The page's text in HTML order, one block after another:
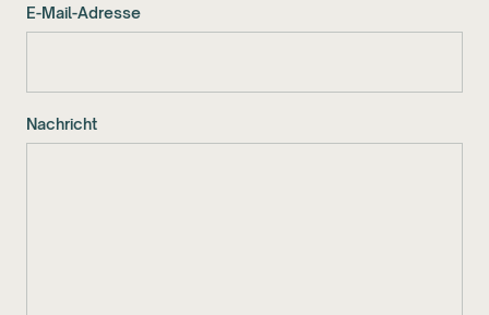
E-Mail-Adresse
Nachricht